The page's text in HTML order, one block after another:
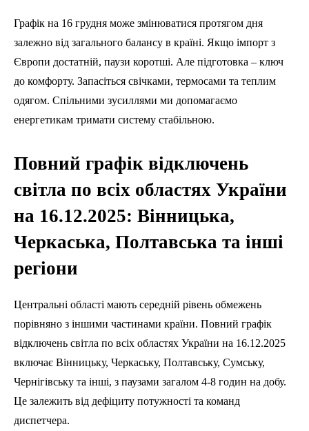
Графік на 16 грудня може змінюватися протягом дня
залежно від загального балансу в країні. Якщо імпорт з
Європи достатній, паузи коротші. Але підготовка – ключ
до комфорту. Запасіться свічками, термосами та теплим
одягом. Спільними зусиллями ми допомагаємо
енергетикам тримати систему стабільною.
Повний графік відключень
світла по всіх областях України
на 16.12.2025: Вінницька,
Черкаська, Полтавська та інші
регіони
Центральні області мають середній рівень обмежень
порівняно з іншими частинами країни. Повний графік
відключень світла по всіх областях України на 16.12.2025
включає Вінницьку, Черкаську, Полтавську, Сумську,
Чернігівську та інші, з паузами загалом 4-8 годин на добу.
Це залежить від дефіциту потужності та команд
диспетчера.